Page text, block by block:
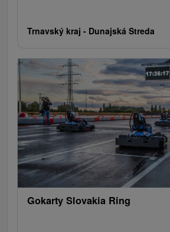
Trnavský kraj - Dunajská Streda
Gokarty Slovakia Ring